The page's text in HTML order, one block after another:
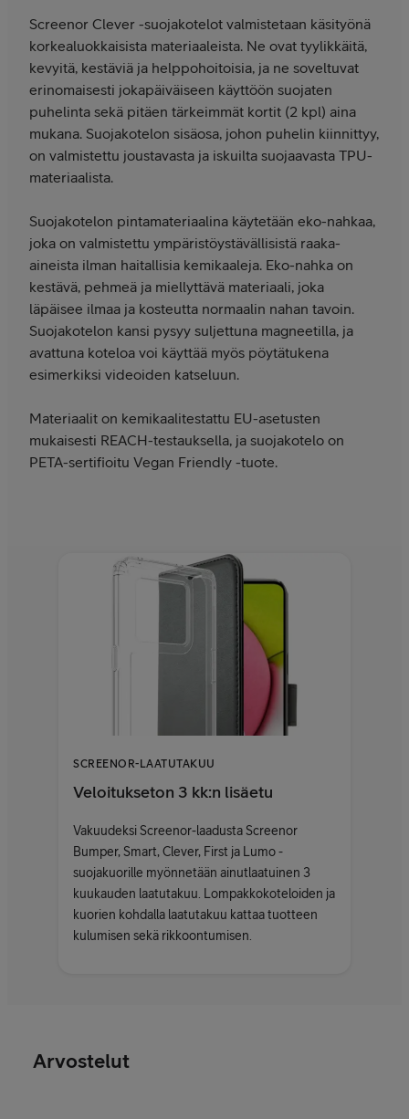
Screenor Clever -suojakotelot valmistetaan käsityönä
korkealuokkaisista materiaaleista. Ne ovat tyylikkäitä,
kevyitä, kestäviä ja helppohoitoisia, ja ne soveltuvat
erinomaisesti jokapäiväiseen käyttöön suojaten
puhelinta sekä pitäen tärkeimmät kortit (2 kpl) aina
mukana. Suojakotelon sisäosa, johon puhelin kiinnittyy,
on valmistettu joustavasta ja iskuilta suojaavasta TPU-
materiaalista.
Suojakotelon pintamateriaalina käytetään eko-nahkaa,
joka on valmistettu ympäristöystävällisistä raaka-
aineista ilman haitallisia kemikaaleja. Eko-nahka on
kestävä, pehmeä ja miellyttävä materiaali, joka
läpäisee ilmaa ja kosteutta normaalin nahan tavoin.
Suojakotelon kansi pysyy suljettuna magneetilla, ja
avattuna koteloa voi käyttää myös pöytätukena
esimerkiksi videoiden katseluun.
Materiaalit on kemikaalitestattu EU-asetusten
mukaisesti REACH-testauksella, ja suojakotelo on
PETA-sertifioitu Vegan Friendly -tuote.
SCREENOR-LAATUTAKUU
Veloitukseton 3 kk:n lisäetu
Vakuudeksi Screenor-laadusta Screenor
Bumper, Smart, Clever, First ja Lumo -
suojakuorille myönnetään ainutlaatuinen 3
kuukauden laatutakuu. Lompakkokoteloiden ja
kuorien kohdalla laatutakuu kattaa tuotteen
kulumisen sekä rikkoontumisen.
Arvostelut